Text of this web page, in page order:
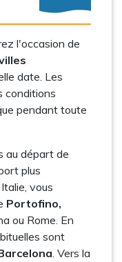
l'occasion de
date. Les
conditions
pendant toute
au départ de
plus
vous
Portofino,
ou Rome. En
sont
. Vers la